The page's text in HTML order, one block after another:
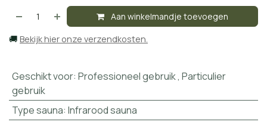
Aan winkelmandje toevoegen
🚚 Bekijk hier onze verzendkosten.
Geschikt voor: Professioneel gebruik, Particulier
gebruik
Type sauna: Infrarood sauna